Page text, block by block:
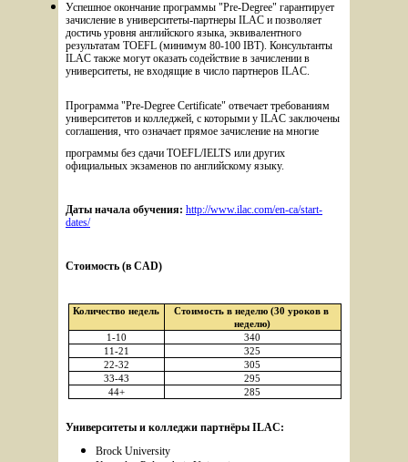
Успешное окончание программы "Pre-Degree" гарантирует
зачисление в университеты-партнеры ILAC и позволяет
достичь уровня английского языка, эквивалентного
результатам TOEFL (минимум 80-100 ІВТ). Консультанты
ILAC также могут оказать содействие в зачислении в
университеты, не входящие в число партнеров ILAC.
Программа "Pre-Degree Certificate" отвечает требованиям
университетов и колледжей, с которыми у ILAC заключены
соглашения, что означает прямое зачисление на многие
программы без сдачи TOEFL/IELTS или других
официальных экзаменов по английскому языку.
Даты начала обучения: http://www.ilac.com/en-ca/start-
dates/
Стоимость (в CAD)
Количество недель
Стоимость в неделю (30 уроков в
неделю)
1-10
340
11-21
325
22-32
305
33-43
295
44+
285
Университеты и колледжи партнёры ILAC:
Brock University